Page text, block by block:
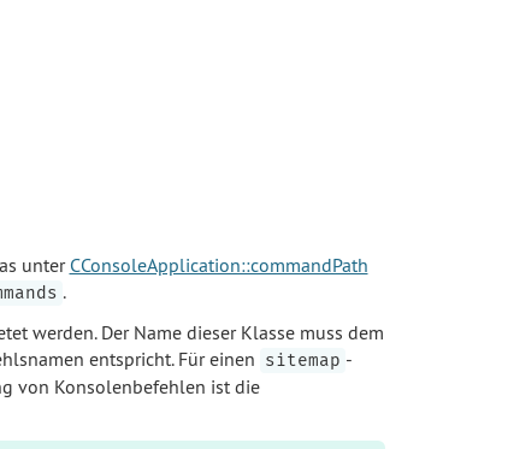
unter CConsoleApplication::commandPath
.
werden. Der Name dieser Klasse muss dem
entspricht. Für einen sitemap -
von Konsolenbefehlen ist die